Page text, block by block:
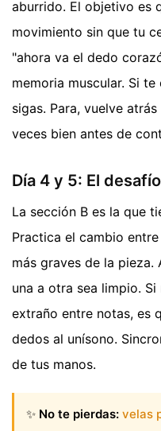
aburrido. El objetivo es
movimiento sin que tu
"ahora va el dedo
memoria muscular. Si
sigas. Para, vuelve
veces bien antes de
Día 4 y 5: El
La sección B es la que
Practica el cambio
más graves de la pieza.
una a otra sea limpio.
extraño entre notas, es
dedos al unísono.
de tus manos.
✨ No te pierdas: velas